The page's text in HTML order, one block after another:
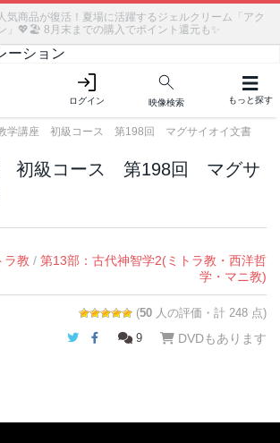
気商品が復活！夏場に活躍するジェルクリーム「アク
」💖🏖️ 8月末までの購入でポイント還元も✨
ログイン 映像検索 もっと探す
学講座 初級コース 第198回 マグサイオイ文書
初級コース 第198回 マグサ
ラ教 / 第13部：古代神智学2(ミトラ教・西洋哲
学・マニ教)
(50 人の評価・計 248 点)
Twitter
Facebook
9 DVDもあります